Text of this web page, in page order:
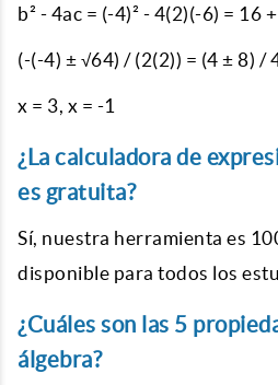
b² - 4ac = (-4)² - 4(2)(-6) = 16
(-(-4) ± √64) / (2(2)) = (4 ± 8) /
x = 3, x = -1
¿La calculadora de
es gratuita?
Sí, nuestra herramienta es
disponible para todos los
¿Cuáles son las 5
álgebra?